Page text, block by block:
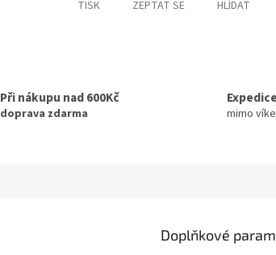
TISK ZEPTAT SE HLÍDAT
Při nákupu nad 600Kč
doprava zdarma mimo
Doplňkové